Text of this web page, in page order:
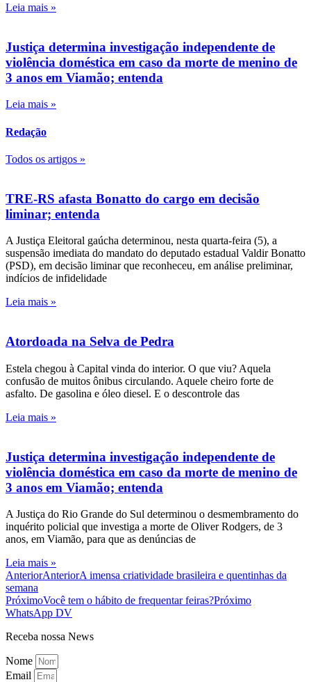
Leia mais »
Justiça determina investigação independente de
violência doméstica em caso da morte de menino de
3 anos em Viamão; entenda
Leia mais »
Redação
Todos os artigos »
TRE-RS afasta Bonatto do cargo em decisão
liminar; entenda
A Justiça Eleitoral gaúcha determinou, nesta quarta-feira (5), a
suspensão imediata do mandato do deputado estadual Valdir Bonatto
(PSD), em decisão liminar que reconheceu, em análise preliminar,
indícios de infidelidade
Leia mais »
Atordoada na Selva de Pedra
Estela chegou à Capital vinda do interior. O que viu? Aquela
confusão de muitos ônibus circulando. Aquele cheiro forte de
asfalto. De gasolina e óleo diesel. E o descontrole das
Leia mais »
Justiça determina investigação independente de
violência doméstica em caso da morte de menino de
3 anos em Viamão; entenda
A Justiça do Rio Grande do Sul determinou o desmembramento do
inquérito policial que investiga a morte de Oliver Rodgers, de 3
anos, em Viamão, para que as denúncias de
Leia mais »
AnteriorAnteriorA imensa criatividade brasileira e quentinhas da
semana
PróximoVocê tem o hábito de frequentar feiras?Próximo
WhatsApp DV
Receba nossa News
Nome
Email